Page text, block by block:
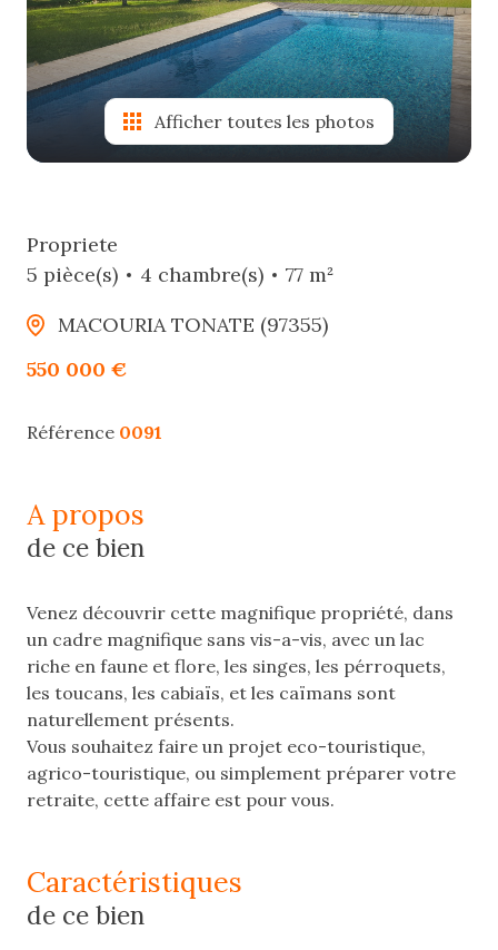
Afficher toutes les photos
Propriete
5 pièce(s)
4 chambre(s)
77 m²
MACOURIA TONATE (97355)
550 000 €
Référence 0091
a propos
de ce bien
Venez découvrir cette magnifique propriété, dans
un cadre magnifique sans vis-a-vis, avec un lac
riche en faune et flore, les singes, les pérroquets,
les toucans, les cabiaïs, et les caïmans sont
naturellement présents.
Vous souhaitez faire un projet eco-touristique,
agrico-touristique, ou simplement préparer votre
retraite, cette affaire est pour vous.
caractéristiques
de ce bien